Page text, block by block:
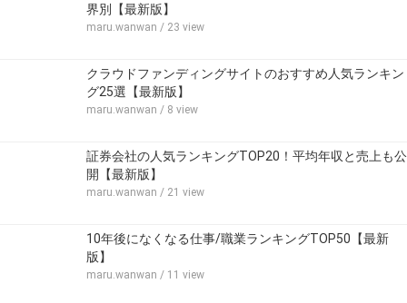
界別【最新版】
maru.wanwan / 23 view
クラウドファンディングサイトのおすすめ人気ランキン
グ25選【最新版】
maru.wanwan / 8 view
証券会社の人気ランキングTOP20！平均年収と売上も公
開【最新版】
maru.wanwan / 21 view
10年後になくなる仕事/職業ランキングTOP50【最新
版】
maru.wanwan / 11 view